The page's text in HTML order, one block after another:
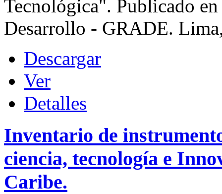
Tecnológica". Publicado
Desarrollo - GRADE.
Descargar
Ver
Detalles
Inventario de
ciencia, tecnología e
Caribe.